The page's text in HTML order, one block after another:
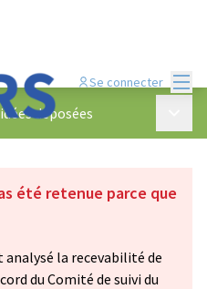
Se connecter
déposées
été retenue parce que
analysé la recevabilité de
du Comité de suivi du